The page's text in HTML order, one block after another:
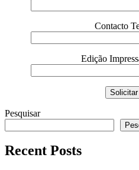
Contacto
Edição
Pesquisar
Recent Posts